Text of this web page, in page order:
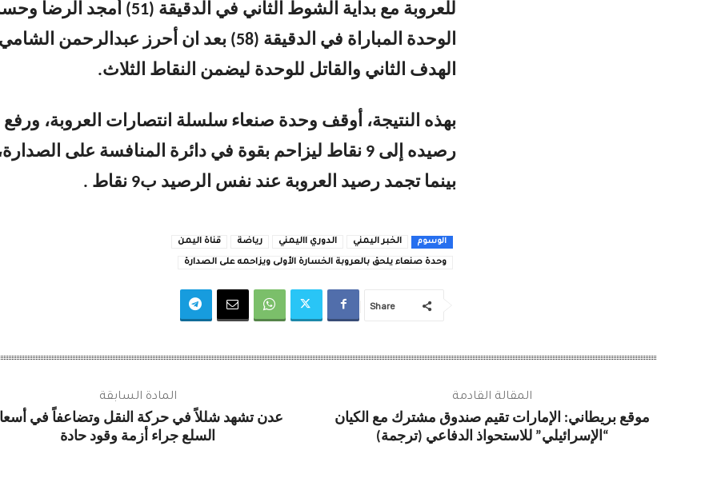
للعروبة مع بداية الشوط الثاني في الدقيقة (51) أمجد
الوحدة المباراة في الدقيقة (58) بعد ان أحرز عبدالرحمن
الهدف الثاني والقاتل للوحدة ليضمن النقاط الثلاث.
بهذه النتيجة، أوقف وحدة صنعاء سلسلة انتصارات العروبة، ورفع
رصيده إلى 9 نقاط ليزاحم بقوة في دائرة المنافسة على
بينما تجمد رصيد العروبة عند نفس الرصيد ب9 نقاط .
الوسوم الخبر اليمني الدوري االيمني رياضة قناة اليمن
وحدة صنعاء يلحق بالعروبة الخسارة الأولى ويزاحمه على الصدارة
Share
المادة السابقة
عدن تشهد شللاً في حركة النقل وتضاعفاً في
السلع جراء أزمة وقود حادة
المقالة القادمة
موقع بريطاني: الإمارات تقيم صندوق مشترك مع الكيان
“الإسرائيلي” للاستحواذ الدفاعي (ترجمة)